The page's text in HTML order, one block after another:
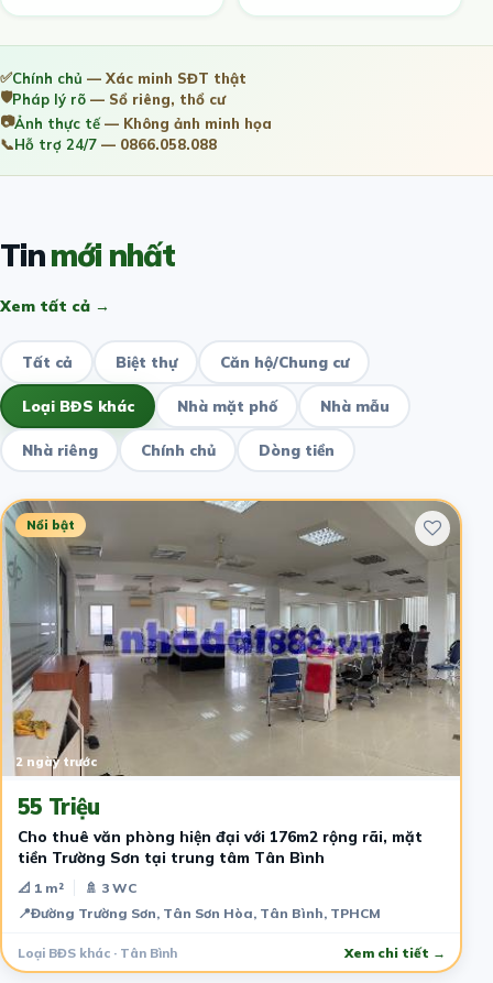
✅Chính chủ — Xác minh SĐT thật
🛡️Pháp lý rõ — Sổ riêng, thổ cư
📷Ảnh thực tế— Không ảnh minh họa
📞Hỗ trợ 24/7 — 0866.058.088
Tinmới nhất
Xem tất cả →
Tất cả Biệt thự Căn hộ/Chung cư
Loại BĐS khác Nhà mặt phố Nhà mẫu
Nhà riêng Chính chủ Dòng tiền
Nổi bật
2 ngày trước
55 Triệu
Cho thuê văn phòng hiện đại với 176m2 rộng rãi, mặt
tiền Trường Sơn tại trung tâm Tân Bình
📐 1 m²
🚿 3 WC
📍Đường Trường Sơn, Tân Sơn Hòa, Tân Bình, TPHCM
Loại BĐS khác · Tân Bình Xem chi tiết →